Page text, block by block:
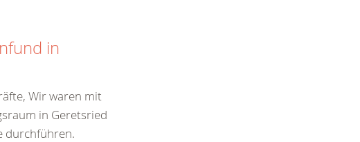
in
Wir waren mit
in Geretsried
durchführen.